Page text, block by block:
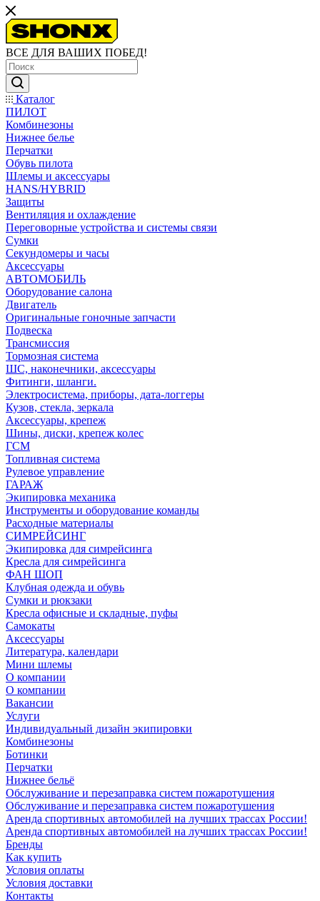
ВСЕ ДЛЯ ВАШИХ ПОБЕД!
Каталог
ПИЛОТ
Комбинезоны
Нижнее белье
Перчатки
Обувь пилота
Шлемы и аксессуары
HANS/HYBRID
Защиты
Вентиляция и охлаждение
Переговорные устройства и системы связи
Сумки
Секундомеры и часы
Аксессуары
АВТОМОБИЛЬ
Оборудование салона
Двигатель
Оригинальные гоночные запчасти
Подвеска
Трансмиссия
Тормозная система
ШС, наконечники, аксессуары
Фитинги, шланги.
Электросистема, приборы, дата-логгеры
Кузов, стекла, зеркала
Аксессуары, крепеж
Шины, диски, крепеж колес
ГСМ
Топливная система
Рулевое управление
ГАРАЖ
Экипировка механика
Инструменты и оборудование команды
Расходные материалы
СИМРЕЙСИНГ
Экипировка для симрейсинга
Кресла для симрейсинга
ФАН ШОП
Клубная одежда и обувь
Сумки и рюкзаки
Кресла офисные и складные, пуфы
Самокаты
Аксессуары
Литература, календари
Мини шлемы
О компании
О компании
Вакансии
Услуги
Индивидуальный дизайн экипировки
Комбинезоны
Ботинки
Перчатки
Нижнее бельё
Обслуживание и перезаправка систем пожаротушения
Обслуживание и перезаправка систем пожаротушения
Аренда спортивных автомобилей на лучших трассах России!
Аренда спортивных автомобилей на лучших трассах России!
Бренды
Как купить
Условия оплаты
Условия доставки
Контакты